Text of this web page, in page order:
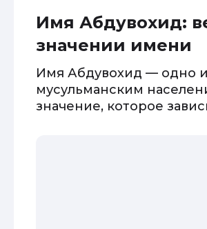
Имя Абдувохид:
значении имени
Имя Абдувохид — одно
мусульманским
значение, которое